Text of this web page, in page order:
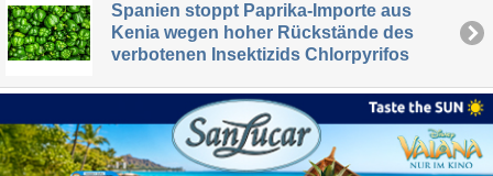
Spanien stoppt Paprika-Importe aus
Kenia wegen hoher Rückstände des
verbotenen Insektizids Chlorpyrifos